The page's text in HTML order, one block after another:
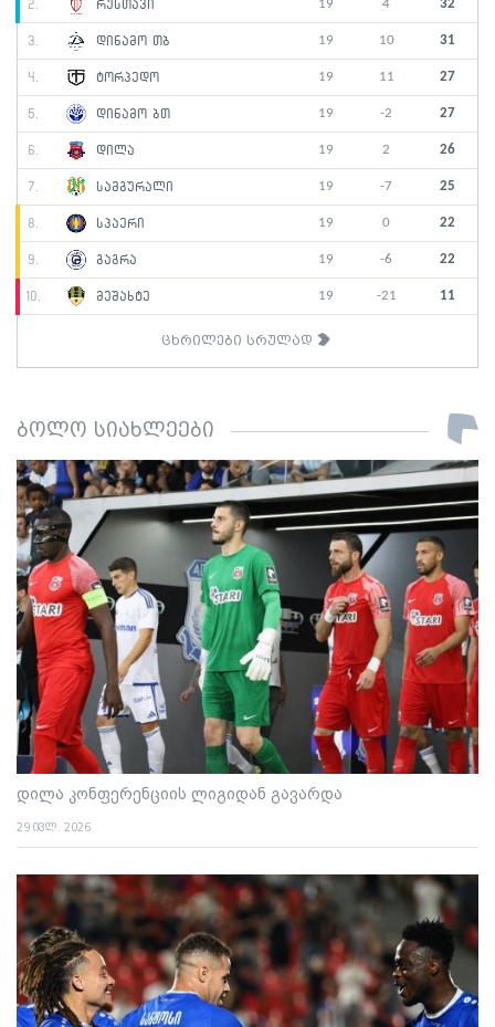
2. რუსთავი 19 4 32
3. დინამო თბ 19 10 31
4. ტორპედო 19 11 27
5. დინამო ბთ 19 -2 27
6. დილა 19 2 26
7. სამგურალი 19 -7 25
8. სპაერი 19 0 22
9. გაგრა 19 -6 22
10. მეშახტე 19 -21 11
ცხრილები სრულად
ბოლო სიახლეები
დილა კონფერენციის ლიგიდან გავარდა
29 ივლ. 2026